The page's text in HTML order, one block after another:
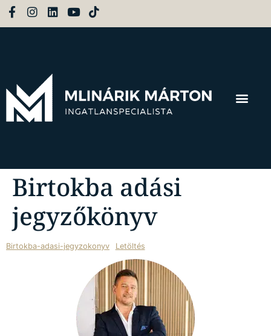
Birtokba adási
jegyzőkönyv
Birtokba-adasi-jegyzokonyv Letöltés